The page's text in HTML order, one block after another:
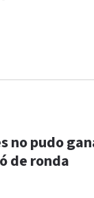
no pudo
de ronda